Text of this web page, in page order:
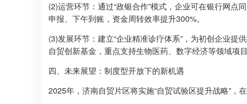
(2)运营环节：通过“政银合作”模式，企业可在银行网点
申报、下午到账，资金周转效率提升300%。
(3)发展环节：建立“企业精准诊疗体系”，为初创企业
自贸创新基金，重点支持生物医药、数字经济等领域项目
四、未来展望：制度型开放下的新机遇
2025年，济南自贸片区将实施“自贸试验区提升战略”，